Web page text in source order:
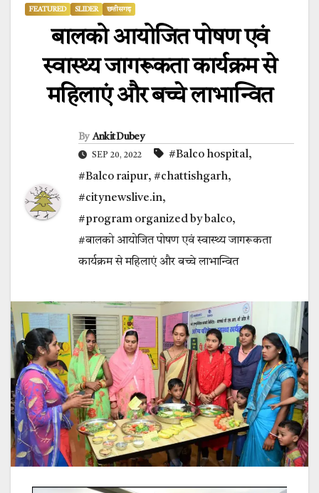
FEATURED SLIDER छत्तीसगढ़
बालको आयोजित पोषण एवं
स्वास्थ्य जागरूकता कार्यक्रम से
महिलाएं और बच्चे लाभान्वित
By Ankit Dubey
SEP 20, 2022 #Balco hospital,
#Balco raipur, #chattishgarh,
#citynewslive.in,
#program organized by balco,
#बालको आयोजित पोषण एवं स्वास्थ्य जागरूकता
कार्यक्रम से महिलाएं और बच्चे लाभान्वित